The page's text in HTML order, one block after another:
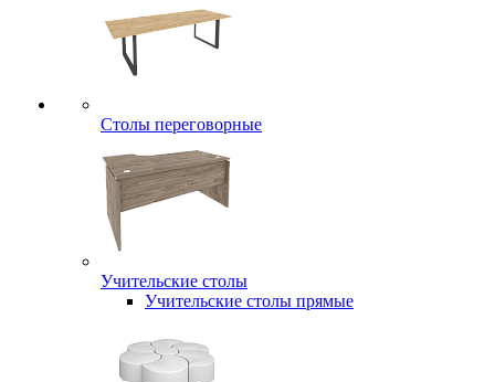
Столы переговорные
Учительские столы
Учительские столы прямые